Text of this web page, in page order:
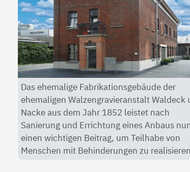
Das ehemalige Fabrikationsgebäude der
ehemaligen Walzengravieranstalt Waldeck
Nacke aus dem Jahr 1852 leistet nach
Sanierung und Errichtung eines Anbaus
einen wichtigen Beitrag, um Teilhabe von
Menschen mit Behinderungen zu